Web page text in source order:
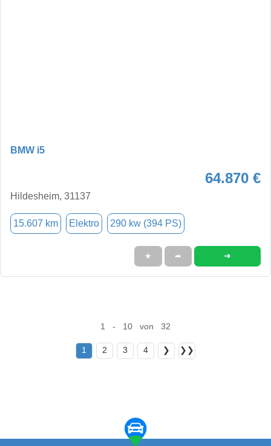
BMW i5
64.870 €
Hildesheim, 31137
15.607 km Elektro 290 kw (394 PS)
★ ➦ ➜
1 - 10 von 32
1 2 3 4 ❯ ❯❯